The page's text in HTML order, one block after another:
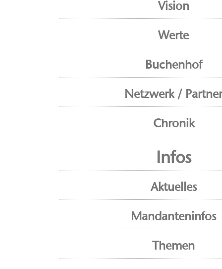
Vision
Werte
Buchenhof
Netzwerk / Partner
Chronik
Infos
Aktuelles
Mandanteninfos
Themen